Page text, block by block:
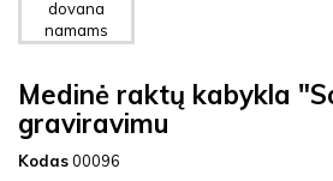
Medinė raktų kabykla
graviravimu
Kodas00096